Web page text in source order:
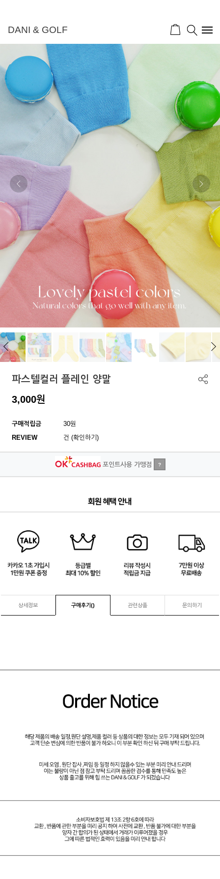
DANI & GOLF
파스텔컬러 플레인 양말
3,000원
구매적립금
30원
REVIEW
건 (확인하기)
포인트사용 가맹점 ?
상세정보 구매후기() 관련상품 문의하기